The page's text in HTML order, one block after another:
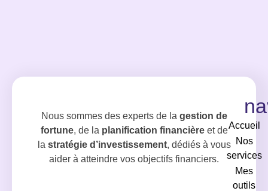
Nous sommes des experts de la gestion de
fortune, de la planification financièreet de
la stratégie d’investissement, dédiés à vous
aider à atteindre vos objectifs financiers.
Accueil
Nos
services
Mes
outils